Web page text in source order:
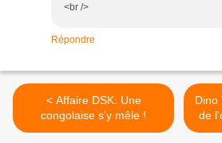
<br />
Répondre
< Affaire DSK: Une
congolaise s'y mêle !
Dino